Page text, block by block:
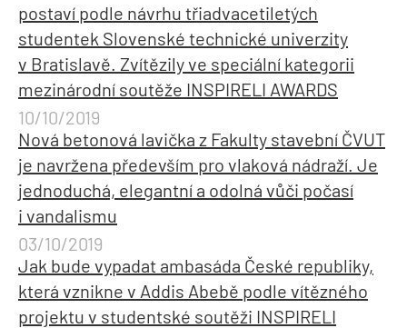
postaví podle návrhu třiadvacetiletých
studentek Slovenské technické univerzity
v Bratislavě. Zvítězily ve speciální kategorii
mezinárodní soutěže INSPIRELI AWARDS
10/10/2019
Nová betonová lavička z Fakulty stavební ČVUT
je navržena především pro vlaková nádraží. Je
jednoduchá, elegantní a odolná vůči počasí
i vandalismu
03/10/2019
Jak bude vypadat ambasáda České republiky,
která vznikne v Addis Abebě podle vítězného
projektu v studentské soutěži INSPIRELI